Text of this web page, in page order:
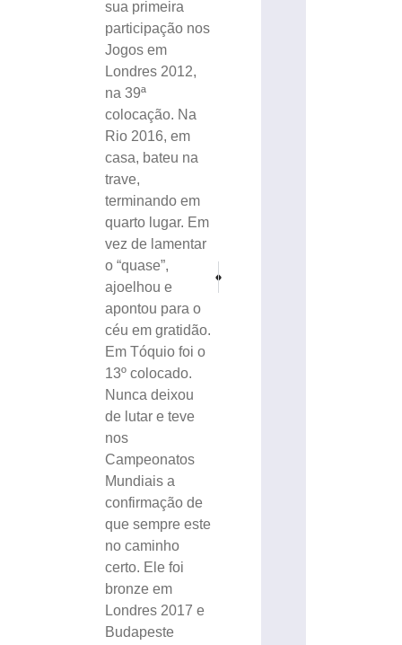
sua primeira
participação nos
Jogos em
Londres 2012,
na 39ª
colocação. Na
Rio 2016, em
casa, bateu na
trave,
terminando em
quarto lugar. Em
vez de lamentar
o “quase”,
ajoelhou e
apontou para o
céu em gratidão.
Em Tóquio foi o
13º colocado.
Nunca deixou
de lutar e teve
nos
Campeonatos
Mundiais a
confirmação de
que sempre este
no caminho
certo. Ele foi
bronze em
Londres 2017 e
Budapeste